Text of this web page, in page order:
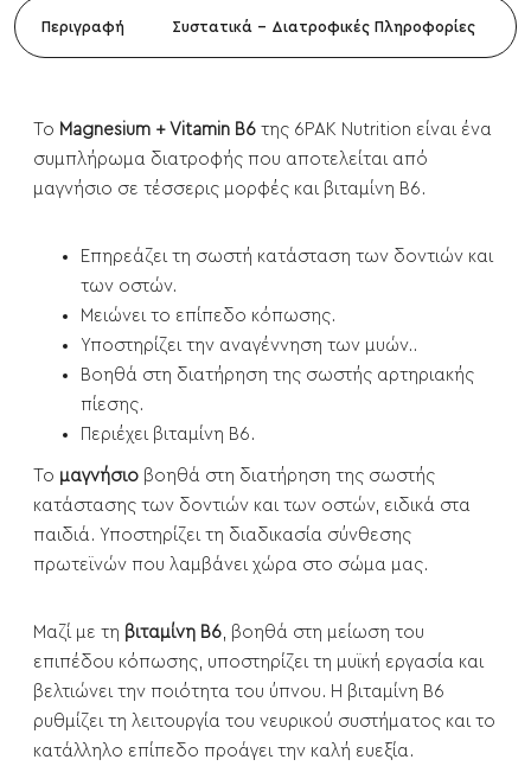
Περιγραφή Συστατικά - Διατροφικές Πληροφορίες
Το Magnesium + Vitamin B6 της 6PAK Nutrition είναι ένα
συμπλήρωμα διατροφής που αποτελείται από
μαγνήσιο σε τέσσερις μορφές και βιταμίνη Β6.
Επηρεάζει τη σωστή κατάσταση των δοντιών και
των οστών.
Μειώνει το επίπεδο κόπωσης.
Υποστηρίζει την αναγέννηση των μυών..
Βοηθά στη διατήρηση της σωστής αρτηριακής
πίεσης.
Περιέχει βιταμίνη Β6.
Το μαγνήσιο βοηθά στη διατήρηση της σωστής
κατάστασης των δοντιών και των οστών, ειδικά στα
παιδιά. Υποστηρίζει τη διαδικασία σύνθεσης
πρωτεϊνών που λαμβάνει χώρα στο σώμα μας.
Μαζί με τη βιταμίνη Β6, βοηθά στη μείωση του
επιπέδου κόπωσης, υποστηρίζει τη μυϊκή εργασία και
βελτιώνει την ποιότητα του ύπνου. Η βιταμίνη Β6
ρυθμίζει τη λειτουργία του νευρικού συστήματος και το
κατάλληλο επίπεδο προάγει την καλή ευεξία.